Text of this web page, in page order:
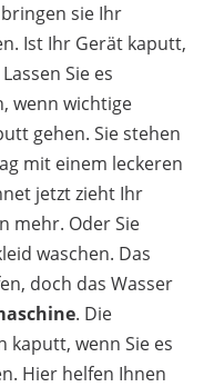
sie Ihr
Ist Ihr Gerät kaputt,
Sie es
wenn wichtige
gehen. Sie stehen
mit einem leckeren
jetzt zieht Ihr
mehr. Oder Sie
waschen. Das
doch das Wasser
. Die
kaputt, wenn Sie es
Hier helfen Ihnen